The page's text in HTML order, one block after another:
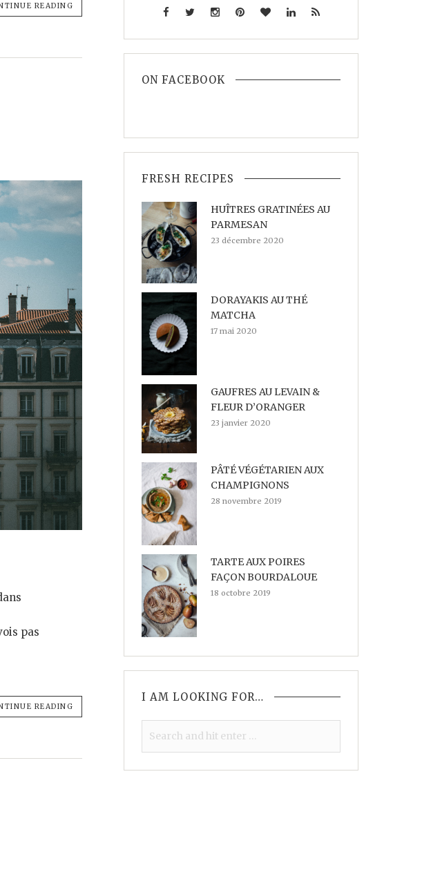
READING
pas
READING
ON FACEBOOK
FRESH RECIPES
HUÎTRES GRATINÉES AU
PARMESAN
23 décembre 2020
DORAYAKIS AU THÉ
MATCHA
17 mai 2020
GAUFRES AU LEVAIN &
FLEUR D’ORANGER
23 janvier 2020
PÂTÉ VÉGÉTARIEN AUX
CHAMPIGNONS
28 novembre 2019
TARTE AUX POIRES
FAÇON BOURDALOUE
18 octobre 2019
I AM LOOKING FOR…